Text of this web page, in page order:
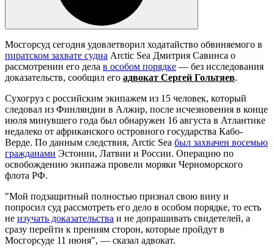
Мосгорсуд сегодня удовлетворил ходатайство обвиняемого в
пиратском захвате судна Arctic Sea Дмитрия Савинса о
рассмотрении его дела в особом порядке — без исследования
доказательств, сообщил его адвокат Сергей Гольтяев.
Сухогруз с российским экипажем из 15 человек, который
следовал из Финляндии в Алжир, после исчезновения в конце
июля минувшего года был обнаружен 16 августа в Атлантике
недалеко от африканского островного государства Кабо-
Верде. По данным следствия, Arctic Sea был захвачен восемью
гражданами Эстонии, Латвии и России. Операцию по
освобождению экипажа провели моряки Черноморского
флота РФ.
"Мой подзащитный полностью признал свою вину и
попросил суд рассмотреть его дело в особом порядке, то есть
не изучать доказательства и не допрашивать свидетелей, а
сразу перейти к прениям сторон, которые пройдут в
Мосгорсуде 11 июня", — сказал адвокат.